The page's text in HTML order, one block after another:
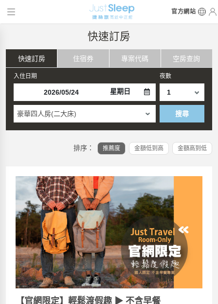
官方網站
快速訂房
快速訂房 住宿券 專案代碼 空房查詢
入住日期
星期日
夜數
豪華四人房(二大床) 搜尋
排序： 推薦度 金額低到高 金額高到低
【官網限定】輕鬆渡假趣 ▶ 不含早餐